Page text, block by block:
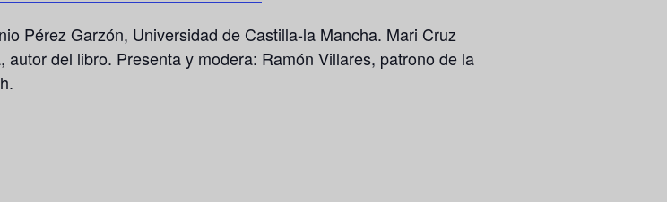
Pérez Garzón, Universidad de Castilla-la Mancha. Mari Cruz
del libro. Presenta y modera: Ramón Villares, patrono de la